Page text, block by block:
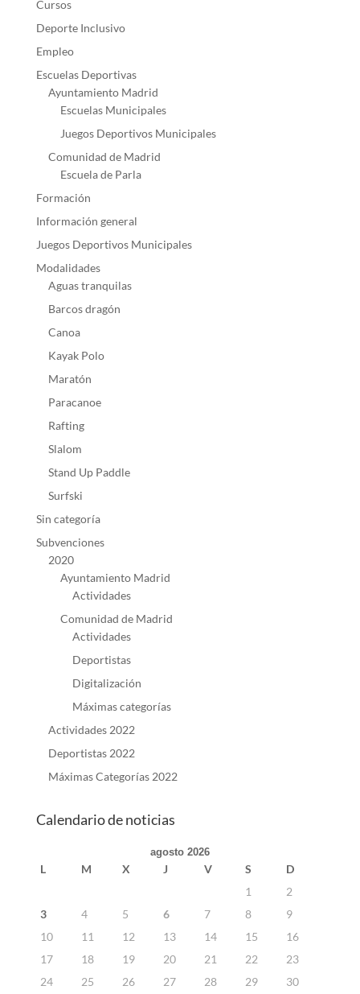
Cursos
Deporte Inclusivo
Empleo
Escuelas Deportivas
Ayuntamiento Madrid
Escuelas Municipales
Juegos Deportivos Municipales
Comunidad de Madrid
Escuela de Parla
Formación
Información general
Juegos Deportivos Municipales
Modalidades
Aguas tranquilas
Barcos dragón
Canoa
Kayak Polo
Maratón
Paracanoe
Rafting
Slalom
Stand Up Paddle
Surfski
Sin categoría
Subvenciones
2020
Ayuntamiento Madrid
Actividades
Comunidad de Madrid
Actividades
Deportistas
Digitalización
Máximas categorías
Actividades 2022
Deportistas 2022
Máximas Categorías 2022
Calendario de noticias
agosto 2026
L M X J V S
D
1
2
3
4 5 6 7 8
9
10
11 12 13 14 15
16
17
18 19 20 21 22
23
24
25 26 27 28 29 30